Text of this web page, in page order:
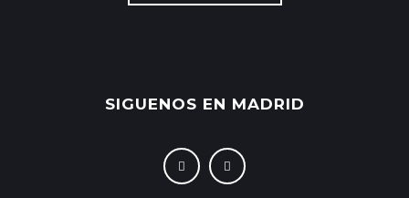
SIGUENOS EN MADRID